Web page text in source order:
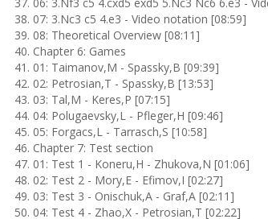
07: 3.Nc3 c5 4.e3 - Video notation [08:59]
08: Theoretical Overview [08:11]
Chapter 6: Games
01: Taimanov,M - Spassky,B [09:39]
02: Petrosian,T - Spassky,B [13:53]
03: Tal,M - Keres,P [07:15]
04: Polugaevsky,L - Pfleger,H [09:46]
05: Forgacs,L - Tarrasch,S [10:58]
Chapter 7: Test section
01: Test 1 - Koneru,H - Zhukova,N [01:06]
02: Test 2 - Mory,E - Efimov,I [02:27]
03: Test 3 - Onischuk,A - Graf,A [02:11]
04: Test 4 - Zhao,X - Petrosian,T [02:22]